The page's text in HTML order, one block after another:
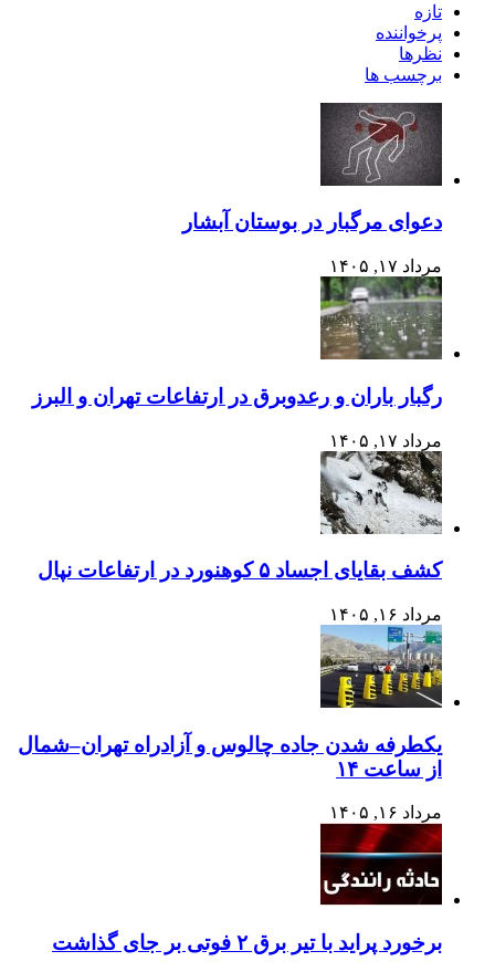
تازه
پرخواننده
نظرها
برچسب ها
دعوای مرگبار در بوستان آبشار
مرداد ۱۷, ۱۴۰۵
رگبار باران و رعدوبرق در ارتفاعات تهران و البرز
مرداد ۱۷, ۱۴۰۵
کشف بقایای اجساد ۵ کوهنورد در ارتفاعات نپال
مرداد ۱۶, ۱۴۰۵
یکطرفه شدن جاده چالوس و آزادراه تهران–شمال
از ساعت ۱۴
مرداد ۱۶, ۱۴۰۵
برخورد پراید با تیر برق ۲ فوتی بر جای گذاشت